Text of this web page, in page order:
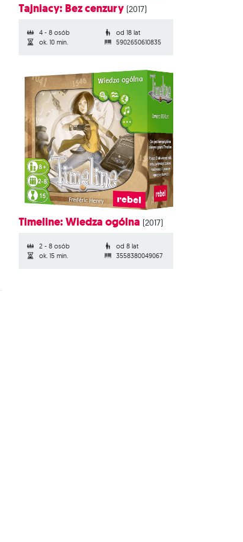
Tajniacy: Bez cenzury (2017)
4 - 8 osób
od 18 lat
ok. 10 min.
5902650610835
Timeline: Wiedza ogólna (2017)
2 - 8 osób
od 8 lat
ok. 15 min.
3558380049067